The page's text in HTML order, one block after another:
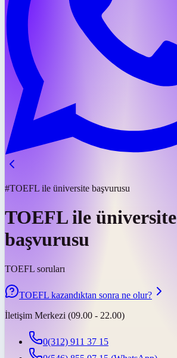
#TOEFL ile üniversite başvurusu
TOEFL ile üniversite
başvurusu
TOEFL soruları
TOEFL kazandıktan sonra ne olur?
İletişim Merkezi (09.00 - 22.00)
0(312) 911 37 15